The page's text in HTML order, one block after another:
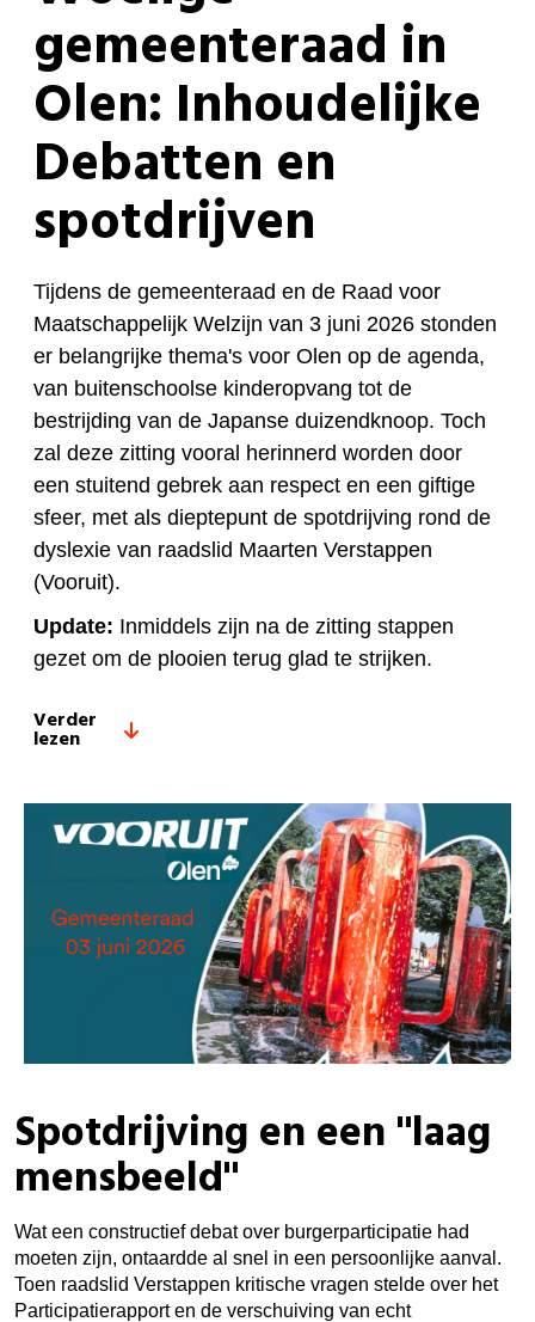
gemeenteraad in
Olen: Inhoudelijke
Debatten en
spotdrijven
Tijdens de gemeenteraad en de Raad voor
Maatschappelijk Welzijn van 3 juni 2026 stonden
er belangrijke thema's voor Olen op de agenda,
van buitenschoolse kinderopvang tot de
bestrijding van de Japanse duizendknoop. Toch
zal deze zitting vooral herinnerd worden door
een stuitend gebrek aan respect en een giftige
sfeer, met als dieptepunt de spotdrijving rond de
dyslexie van raadslid Maarten Verstappen
(Vooruit).
Update: Inmiddels zijn na de zitting stappen
gezet om de plooien terug glad te strijken.
Verder
lezen
Spotdrijving en een "laag
mensbeeld"
Wat een constructief debat over burgerparticipatie had
moeten zijn, ontaardde al snel in een persoonlijke aanval.
Toen raadslid Verstappen kritische vragen stelde over het
Participatierapport en de verschuiving van echt